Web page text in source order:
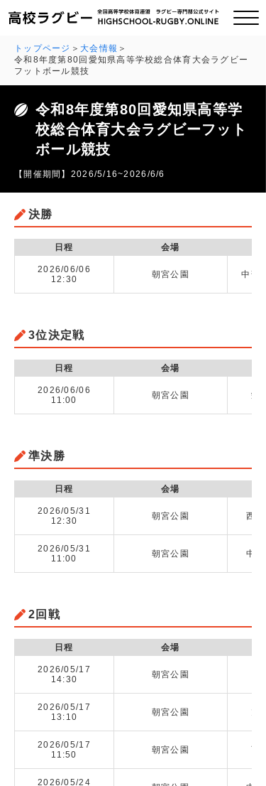
ご挨拶
大会情報
プライバシーポリシー
関連リンク
トップページ
大会情報
令和8年度第80回愛知県高等学校総合体育大会ラグビー
フットボール競技
令和8年度第80回愛知県高等学
校総合体育大会ラグビーフット
ボール競技
【開催期間】2026/5/16~2026/6/6
決勝
日程 会場
2026/06/06
12:30
朝宮公園 中部
3位決定戦
日程 会場
2026/06/06
11:00
朝宮公園 栄
準決勝
日程 会場
2026/05/31
12:30
朝宮公園 西
2026/05/31
11:00
朝宮公園 中
2回戦
日程 会場
2026/05/17
14:30
朝宮公園
2026/05/17
13:10
朝宮公園 旭
2026/05/17
11:50
朝宮公園 西
2026/05/24